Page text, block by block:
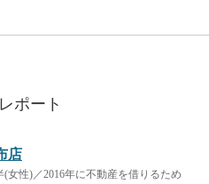
ポート
店
(女性)／2016年に不動産を借りるため